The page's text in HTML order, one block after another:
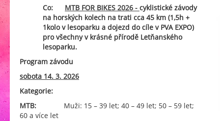
Co: MTB FOR BIKES 2026 - cyklistické závody
na horských kolech na trati cca 45 km (1,5h +
1kolo v lesoparku a dojezd do cíle v PVA EXPO)
pro všechny v krásné přírodě Letňanského
lesoparku.
Program závodu
sobota 14. 3. 2026
Kategorie:
MTB: Muži: 15 – 39 let; 40 – 49 let; 50 – 59 let;
60 a více let